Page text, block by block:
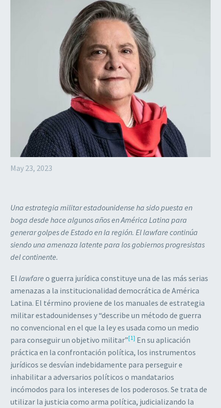
May 23, 2023
Una estrategia militar estadounidense ha sido puesta en
boga desde hace algunos años en América Latina para
generar golpes de Estado en la región. El lawfare continúa
siendo una amenaza latente para los gobiernos progresistas
del continente.
El lawfare o guerra jurídica constituye una de las más serias
amenazas a la institucionalidad democrática de América
Latina. El término proviene de los manuales de estrategia
militar estadounidenses y “describe un método de guerra
no convencional en el que la ley es usada como un medio
para conseguir un objetivo militar”[1] En su aplicación
práctica en la confrontación política, los instrumentos
jurídicos se desvían indebidamente para perseguir e
inhabilitar a adversarios políticos o mandatarios
incómodos para los intereses de los poderosos. Se trata de
utilizar la justicia como arma política, judicializando la